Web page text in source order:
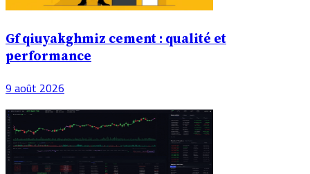
Gf qiuyakghmiz cement : qualité et
performance
9 août 2026